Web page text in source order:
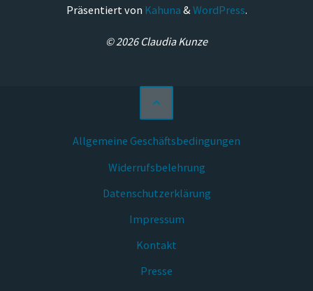
Präsentiert von Kahuna & WordPress.
© 2026 Claudia Kunze
Allgemeine Geschäftsbedingungen
Widerrufsbelehrung
Datenschutzerklärung
Impressum
Kontakt
Presse